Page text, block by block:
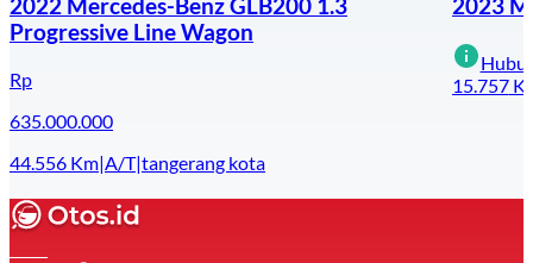
2022 Mercedes-Benz GLB200 1.3
Progressive Line Wagon
Rp
635.000.000
44.556 Km|A/T|tangerang kota
2023
15.757